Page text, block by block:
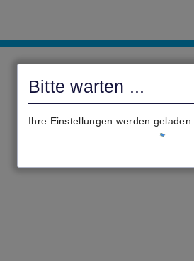
Bitte warten ...
Ihre Einstellungen werden geladen.